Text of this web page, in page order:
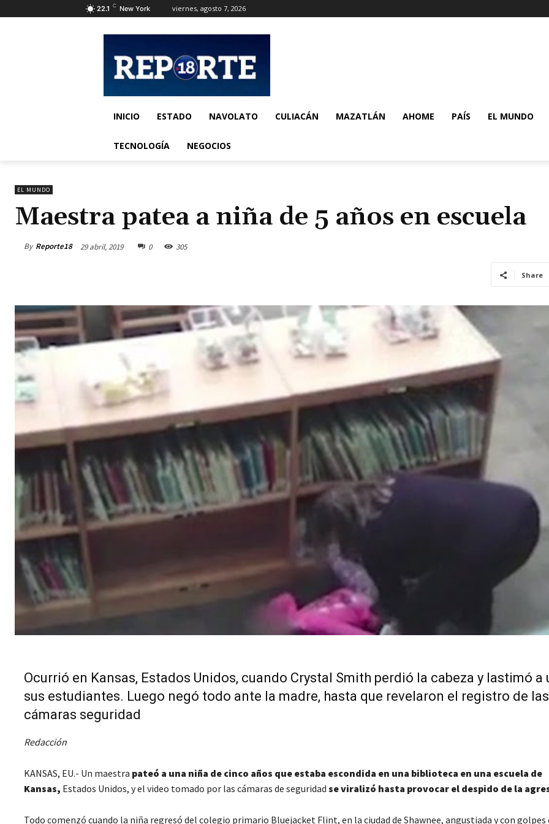
22.1 C New York viernes, agosto 7, 2026
INICIO ESTADO NAVOLATO CULIACÁN MAZATLÁN AHOME PAÍS EL MUNDO
TECNOLOGÍA NEGOCIOS
EL MUNDO
Maestra patea a niña de 5 años en escuela
By Reporte18 29 abril, 2019 0 305
Share
Ocurrió en Kansas, Estados Unidos, cuando Crystal Smith perdió la cabeza y lastimó a
sus estudiantes. Luego negó todo ante la madre, hasta que revelaron el registro de las
cámaras seguridad
Redacción
KANSAS, EU.- Un maestra pateó a una niña de cinco años que estaba escondida en una biblioteca en una escuela de
Kansas, Estados Unidos, y el video tomado por las cámaras de seguridad se viralizó hasta provocar el despido de la
Todo comenzó cuando la niña regresó del colegio primario Bluejacket Flint, en la ciudad de Shawnee, angustiada y con golpes